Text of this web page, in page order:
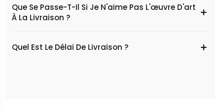
Que Se Passe-T-Il Si Je N'aime Pas L'œuvre D'art
À La Livraison ?
Quel Est Le Délai De Livraison ?